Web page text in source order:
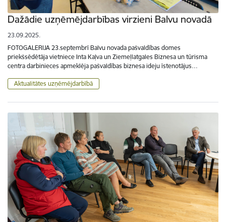
Dažādie uzņēmējdarbības virzieni Balvu novadā
23.09.2025.
FOTOGALERIJA 23.septembrī Balvu novada pašvaldības domes
priekšsēdētāja vietniece Inta Kaļva un Ziemeļlatgales Biznesa un tūrisma
centra darbinieces apmeklēja pašvaldības biznesa ideju īstenotājus…
Aktualitātes uzņēmējdarbībā